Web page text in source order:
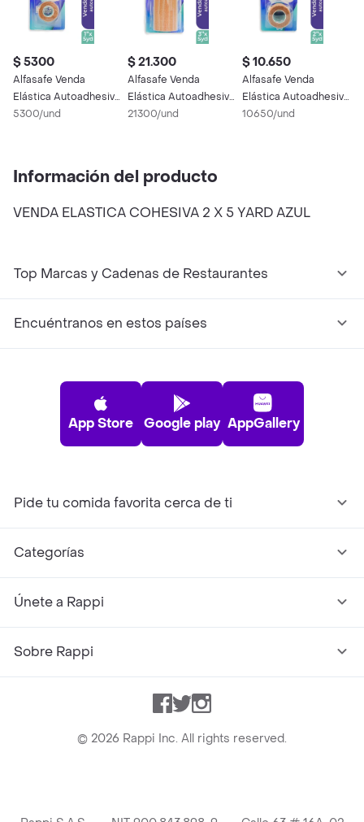
$ 5300
Alfasafe Venda
Elástica Autoadhesiva
1 x 5 Yardas
5300/und
$ 21.300
Alfasafe Venda
Elástica Autoadhesiva
4 x 5 Yardas
21300/und
$ 10.650
Alfasafe Venda
Elástica Autoadhesiva
2 x 5 Yardas
10650/und
Información del producto
VENDA ELASTICA COHESIVA 2 X 5 YARD AZUL
Top Marcas y Cadenas de Restaurantes
Encuéntranos en estos países
App Store Google play AppGallery
Pide tu comida favorita cerca de ti
Categorías
Únete a Rappi
Sobre Rappi
Facebook
TwitterInstagram
© 2026 Rappi Inc. All rights reserved.